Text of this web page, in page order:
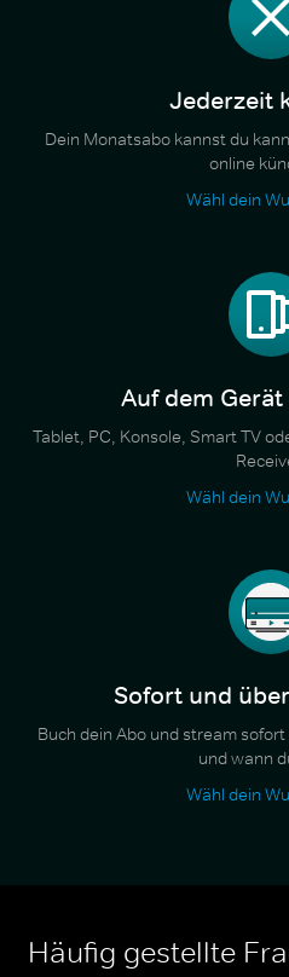
Jederzeit
Dein Monatsabo kannst du
online
Wähl dein
Auf dem
Tablet, PC, Konsole, Smart TV
Wähl dein
Sofort und
Buch dein Abo und stream
und wann
Wähl dein
Häufig gestellte